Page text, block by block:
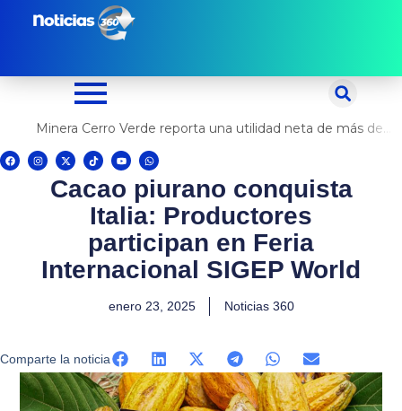
Minera Cerro Verde reporta una utilidad neta de más de US$ 500 millones
F
a
c
I
n
s
X
-
t
w
i
T
i
k
t
o
Y
o
u
t
u
b
W
h
a
t
s
p
p
Cacao piurano conquista
Italia: Productores
participan en Feria
Internacional SIGEP World
enero 23, 2025 Noticias 360
Comparte la noticia